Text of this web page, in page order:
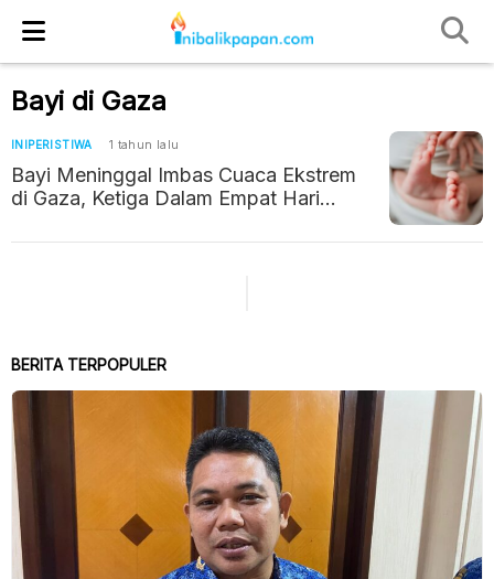
Bayi di Gaza
INIPERISTIWA 1 tahun lalu
Bayi Meninggal Imbas Cuaca Ekstrem
di Gaza, Ketiga Dalam Empat Hari
BERITA TERPOPULER